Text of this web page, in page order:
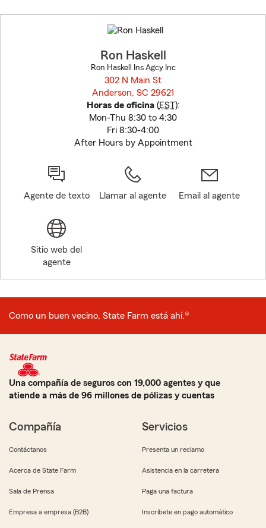
to
before
Ron Haskell
Ron Haskell Ins Agcy Inc
302 N Main St
Anderson, SC 29621
Horas de oficina(EST):
Mon-Thu 8:30 to 4:30
Fri 8:30-4:00
After Hours by Appointment
Agente de texto Llamar al agente Email al agente
Sitio web del
agente
Como un buen vecino, State Farm está ahí.®
Una compañía de seguros con 19,000 agentes y que
atiende a más de 96 millones de pólizas y cuentas
Compañía
Contáctanos
Acerca de State Farm
Sala de Prensa
Empresa a empresa (B2B)
Servicios
Presenta un reclamo
Asistencia en la carretera
Paga una factura
Inscríbete en pago automático